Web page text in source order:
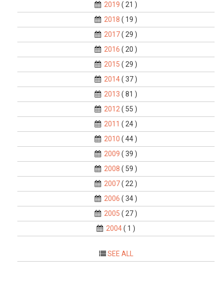
2019 ( 21 )
2018 ( 19 )
2017( 29 )
2016 ( 20 )
2015 ( 29 )
2014( 37 )
2013 ( 81 )
2012 ( 55 )
2011 ( 24 )
2010 ( 44 )
2009 ( 39 )
2008 ( 59 )
2007( 22 )
2006 ( 34 )
2005 ( 27 )
2004( 1 )
SEE ALL